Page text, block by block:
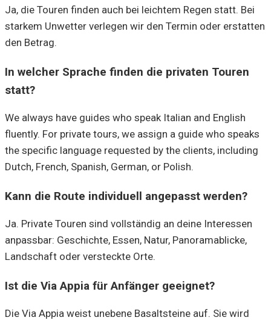
Ja, die Touren finden auch bei leichtem Regen statt. Bei
starkem Unwetter verlegen wir den Termin oder erstatten
den Betrag.
In welcher Sprache finden die privaten Touren
statt?
We always have guides who speak Italian and English
fluently. For private tours, we assign a guide who speaks
the specific language requested by the clients, including
Dutch, French, Spanish, German, or Polish.
Kann die Route individuell angepasst werden?
Ja. Private Touren sind vollständig an deine Interessen
anpassbar: Geschichte, Essen, Natur, Panoramablicke,
Landschaft oder versteckte Orte.
Ist die Via Appia für Anfänger geeignet?
Die Via Appia weist unebene Basaltsteine auf. Sie wird